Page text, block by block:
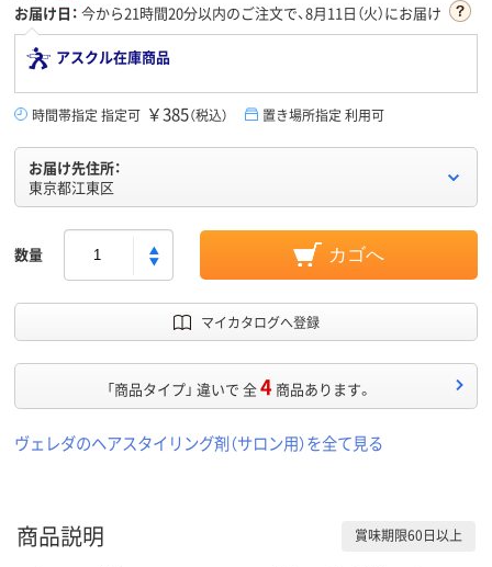
お届け日： 今から21時間20分以内のご注文で、8月11日（火）にお届け
アスクル在庫商品
時間帯指定 指定可 ￥385（税込） 置き場所指定 利用可
お届け先住所：
東京都江東区
数量 カゴへ
マイカタログへ登録
「商品タイプ」 違いで 全4 商品あります。
ヴェレダのヘアスタイリング剤（サロン用）を全て見る
商品説明 賞味期限60日以上